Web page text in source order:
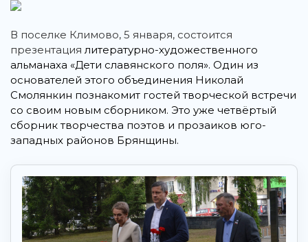
В поселке Климово, 5 января, состоится
презентация литературно-художественного
альманаха «Дети славянского поля». Один из
основателей этого объединения Николай
Смолянкин познакомит гостей творческой встречи
со своим новым сборником. Это уже четвёртый
сборник творчества поэтов и прозаиков юго-
западных районов Брянщины.